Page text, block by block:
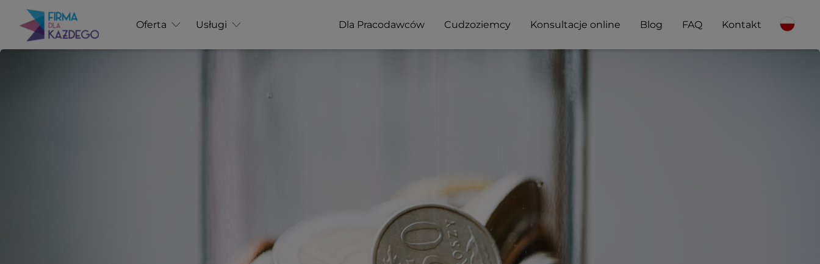
Oferta Usługi Dla Pracodawców Cudzoziemcy Konsultacje online Blog FAQ Kontakt